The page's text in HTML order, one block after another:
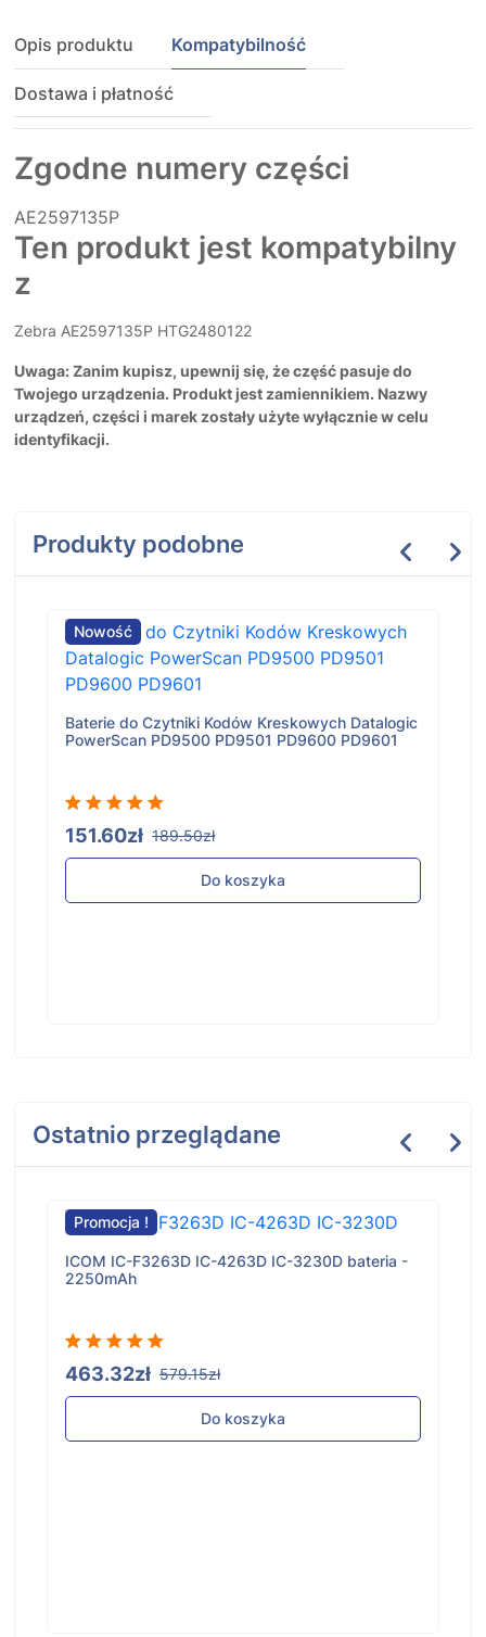
Opis produktu Kompatybilność
Dostawa i płatność
Zgodne numery części
AE2597135P
Ten produkt jest kompatybilny
z
Zebra AE2597135P HTG2480122
Uwaga: Zanim kupisz, upewnij się, że część pasuje do
Twojego urządzenia. Produkt jest zamiennikiem. Nazwy
urządzeń, części i marek zostały użyte wyłącznie w celu
identyfikacji.
Produkty podobne
Nowość
Baterie do Czytniki Kodów Kreskowych Datalogic
PowerScan PD9500 PD9501 PD9600 PD9601
151.60zł 189.50zł
Do koszyka
Ostatnio przeglądane
Promocja !
ICOM IC-F3263D IC-4263D IC-3230D bateria -
2250mAh
463.32zł 579.15zł
Do koszyka